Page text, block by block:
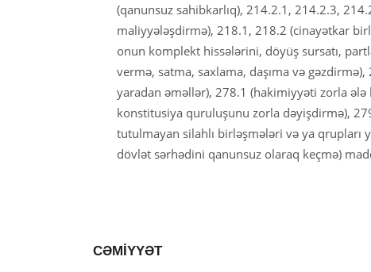
(qanunsuz sahibkarlıq), 214.2.1, 214.2.3,
maliyyələşdirmə), 218.1, 218.2 (cinayətkar
onun komplekt hissələrini, döyüş sursatı,
vermə, satma, saxlama, daşıma və
yaradan əməllər), 278.1 (hakimiyyəti zorla
konstitusiya quruluşunu zorla dəyişdirmə),
tutulmayan silahlı birləşmələri və ya qrupları
dövlət sərhədini qanunsuz olaraq keçmə)
CƏMİYYƏT